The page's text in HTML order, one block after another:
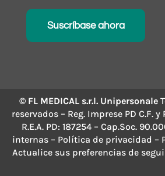
Suscríbase ahora
© FL MEDICAL s.r.l. Unipersonale
reservados – Reg. Imprese PD C.F. y
R.E.A. PD: 187254 – Cap.Soc.
internas – Política de privacidad –
Actualice sus preferencias de